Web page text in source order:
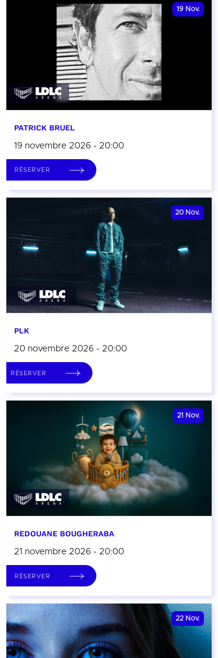
19 Nov.
PATRICK BRUEL
19 novembre 2026 - 20:00
RÉSERVER
20 Nov.
PLK
20 novembre 2026 - 20:00
RÉSERVER
21 Nov.
REDOUANE BOUGHERABA
21 novembre 2026 - 20:00
RÉSERVER
22 Nov.